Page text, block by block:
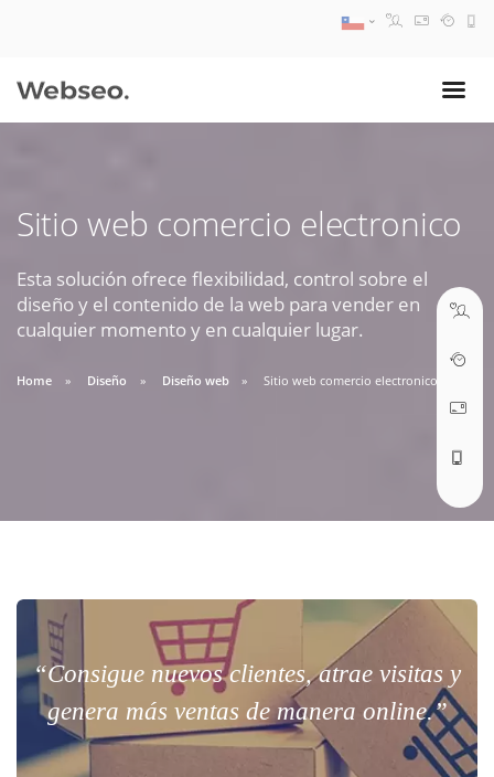
Sitio web comercio electronico
Esta solución ofrece flexibilidad, control sobre el
diseño y el contenido de la web para vender en
cualquier momento y en cualquier lugar.
Home Diseño Diseño web Sitio web comercio electronico
“Consigue nuevos clientes, atrae visitas y
genera más ventas de manera online.”
09:30 AM A 18:30 PM
soporte@webseo.cl
ABRIR TICKET